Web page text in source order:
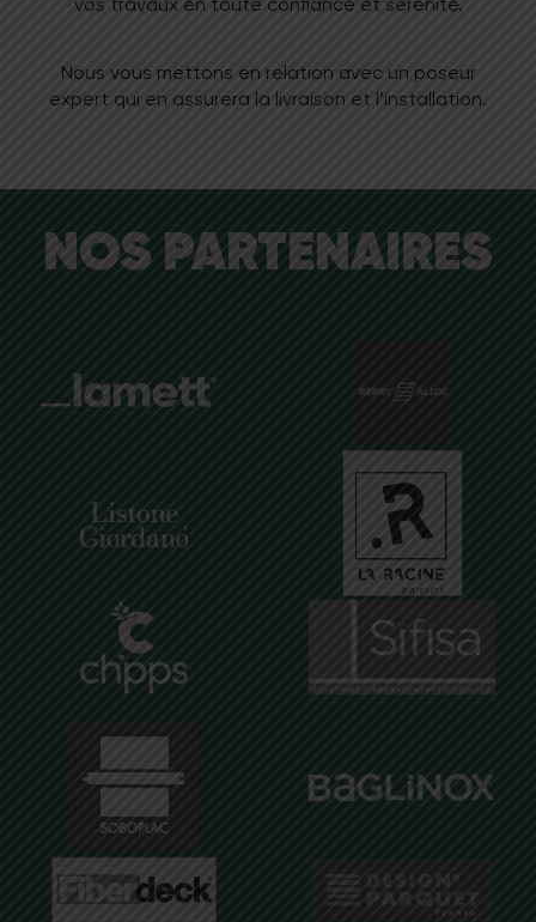
Nous vous mettons en relation avec un poseur
expert qui en assurera la livraison et l’installation.
NOS PARTENAIRES